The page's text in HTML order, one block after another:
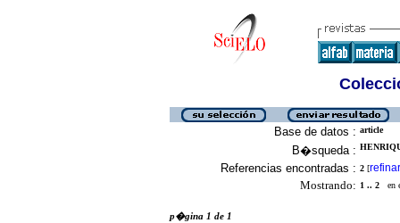
Base de datos : article
B�squeda :
Referencias encontradas : 2 [refinar
Mostrando: 1 .. 2 en
p�gina 1 de 1